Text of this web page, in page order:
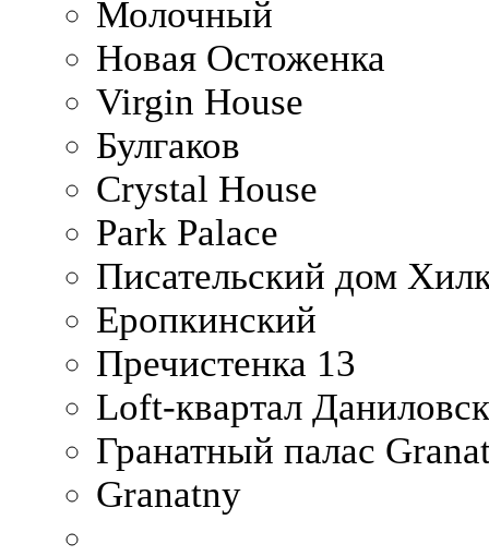
Молочный
Новая Остоженка
Virgin House
Булгаков
Crystal House
Park Palace
Писательский дом
Еропкинский
Пречистенка 13
Loft-квартал
Гранатный палас
Granatny